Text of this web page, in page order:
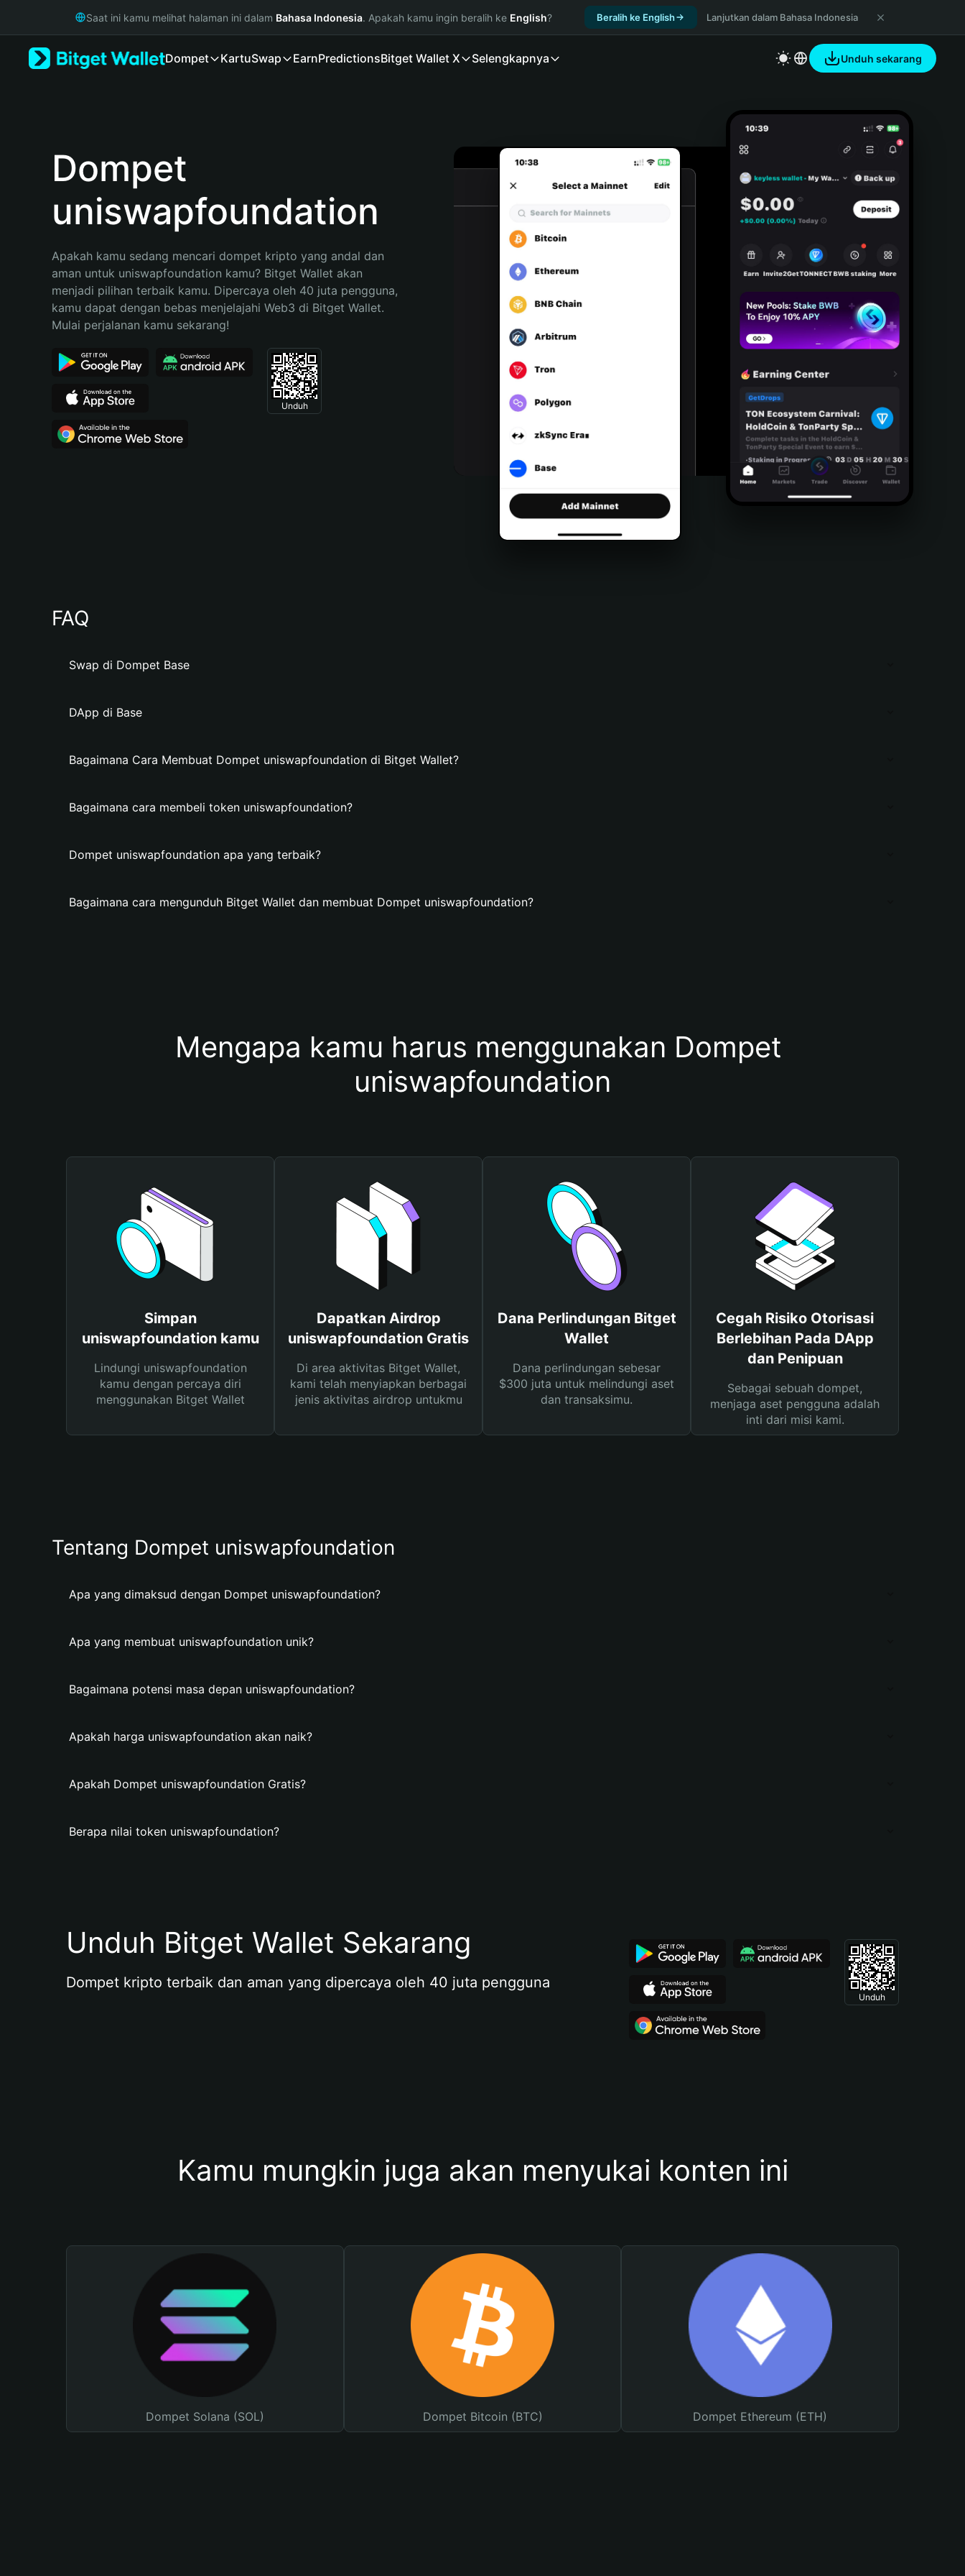
Русский
Português (Portugal)
Bahasa Indonesia
Português (Brasil)
Español (Argentina)
Saat ini kamu melihat halaman ini dalam Bahasa Indonesia. Apakah kamu ingin beralih ke English? Beralih ke English Lanjutkan dalam Bahasa Indonesia
Dompet KartuSwap EarnPredictionsBitget Wallet X Selengkapnya Unduh sekarang
Dompet
uniswapfoundation
Apakah kamu sedang mencari dompet kripto yang andal dan
aman untuk uniswapfoundation kamu? Bitget Wallet akan
menjadi pilihan terbaik kamu. Dipercaya oleh 40 juta pengguna,
kamu dapat dengan bebas menjelajahi Web3 di Bitget Wallet.
Mulai perjalanan kamu sekarang!
Unduh
FAQ
Swap di Dompet Base
DApp di Base
Bagaimana Cara Membuat Dompet uniswapfoundation di Bitget Wallet?
Bagaimana cara membeli token uniswapfoundation?
Dompet uniswapfoundation apa yang terbaik?
Bagaimana cara mengunduh Bitget Wallet dan membuat Dompet uniswapfoundation?
Mengapa kamu harus menggunakan Dompet
uniswapfoundation
Simpan
uniswapfoundation kamu
Lindungi uniswapfoundation
kamu dengan percaya diri
menggunakan Bitget Wallet
Dapatkan Airdrop
uniswapfoundation Gratis
Di area aktivitas Bitget Wallet,
kami telah menyiapkan berbagai
jenis aktivitas airdrop untukmu
Dana Perlindungan Bitget
Wallet
Dana perlindungan sebesar
$300 juta untuk melindungi aset
dan transaksimu.
Cegah Risiko Otorisasi
Berlebihan Pada DApp
dan Penipuan
Sebagai sebuah dompet,
menjaga aset pengguna adalah
inti dari misi kami.
Tentang Dompet uniswapfoundation
Apa yang dimaksud dengan Dompet uniswapfoundation?
Apa yang membuat uniswapfoundation unik?
Bagaimana potensi masa depan uniswapfoundation?
Apakah harga uniswapfoundation akan naik?
Apakah Dompet uniswapfoundation Gratis?
Berapa nilai token uniswapfoundation?
Unduh Bitget Wallet Sekarang
Dompet kripto terbaik dan aman yang dipercaya oleh 40 juta pengguna
Unduh
Kamu mungkin juga akan menyukai konten ini
Dompet Solana (SOL) Dompet Bitcoin (BTC) Dompet Ethereum (ETH)